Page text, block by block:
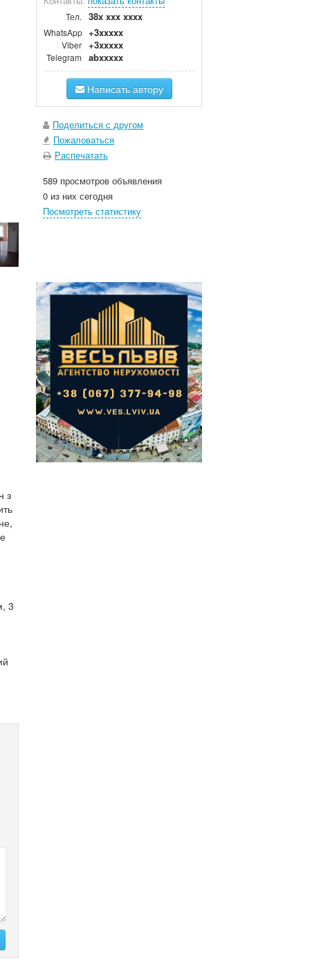
з
3
Тел. 38x xxx xxxx
WhatsApp +3xxxxx
Viber +3xxxxx
Telegram abxxxxx
Написать автору
Поделиться с другом
Пожаловаться
Распечатать
589 просмотров объявления
0 из них сегодня
Посмотреть статистику